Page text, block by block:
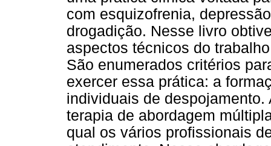
com esquizofrenia,
drogadição. Nesse livro
aspectos técnicos do
São enumerados critérios
exercer essa prática: a
individuais de
terapia de abordagem
qual os vários profissionais